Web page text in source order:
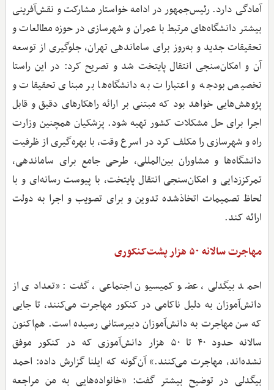
آمادگی دارد. رئیس‌جمهور در ادامه خواستار مشارکت و نقش‌آفرینی
بیشتر دانشگاه‌های مرتبط با عمران و شهرسازی در حوزه مطالعات و
تحقیقات جدید و به‌روز برای ساماندهی تهران، جلوگیری از توسعه
آن و امکان‌سنجی انتقال پایتخت شد و تصریح کرد: در این راستا
تخصیص بودجه و اعتبارات به دانشگاه‌ها بر مبنای تحقیقات و
پژوهش‌هایی خواهد بود که مبتنی بر ارائه راهکارهای دقیق و قابل
اجرا برای حل مشکلات کشور تهیه شود. پزشکیان همچنین وزارت
راه و شهرسازی را مکلف کرد در اسرع وقت، با بهره‌گیری از ظرفیت
دانشگاه‌ها و مشاوران بین‌المللی، طرحی جامع برای ساماندهی،
تمرکززدایی و امکان‌سنجی انتقال پایتخت، با پیوست رسانه‌ای و با
لحاظ تصمیمات اتخاذشده تدوین و برای تصویب و اجرا به دولت
ارائه کند.
مهاجرت سالانه ۵۰ هزار پشت‌کنکوری
احمد بیگدلی، عضو کمیسیون اجتماعی، گفت: «تعدادی از
دانش‌آموزان به دلیل ناکامی در کنکور مهاجرت می‌کنند، تا جایی
که سن مهاجرت به دانش‌آموزان دبیرستانی رسیده است. هم‌اکنون
سالانه حدود ۴۰ تا ۵۰ هزار دانش‌آموزی که در کنکور موفق
نشده‌اند، مهاجرت می‌کنند.» آن‌گونه که ایلنا گزارش داده: احمد
بیگدلی در توضیح بیشتر گفت: «خانواده‌هایی به من مراجعه